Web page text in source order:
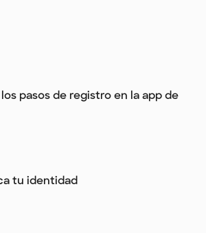
pasos de registro en la app de
tu identidad